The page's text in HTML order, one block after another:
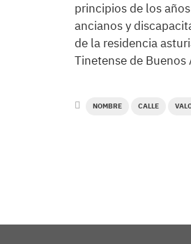
principios de los
ancianos y
de la residencia
Tinetense de Buenos
NOMBRE CALLE